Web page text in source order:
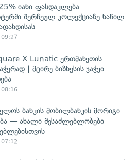
იანი ფასდაკლება
შერჩეულ კოლექციაზე ნაწილ-
09:27
X Lunatic ერთმანეთის
| მცირე ბიზნესის ჯაჭვი
08:16
ბანკის მობილბანკის მორიგი
— ახალი შესაძლებლობები
07:12